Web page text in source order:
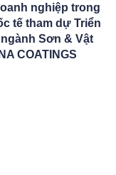
nghiệp trong
tế tham dự Triển
ngành Sơn & Vật
COATINGS